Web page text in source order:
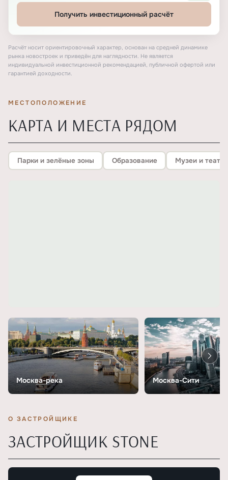
Получить инвестиционный расчёт
Расчёт носит ориентировочный характер, основан на средней динамике
рынка новостроек и приведён для наглядности. Не является
индивидуальной инвестиционной рекомендацией, публичной офертой или
гарантией доходности.
МЕСТОПОЛОЖЕНИЕ
КАРТА И МЕСТА РЯДОМ
Парки и зелёные зоны Образование Музеи и
Москва-река Москва-Сити
О ЗАСТРОЙЩИКЕ
ЗАСТРОЙЩИК STONE